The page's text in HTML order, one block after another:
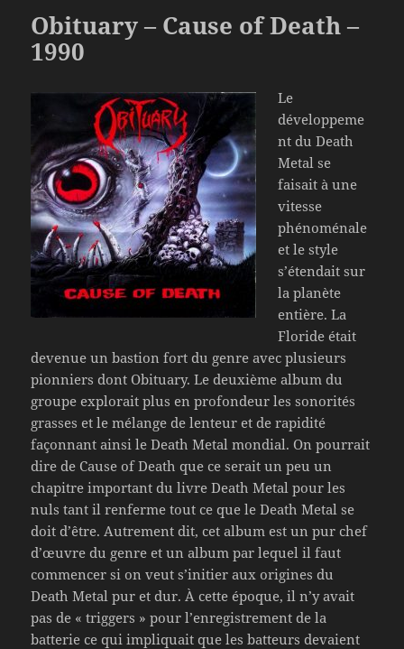
Obituary – Cause of Death –
1990
Le
développeme
nt du Death
Metal se
faisait à une
vitesse
phénoménale
et le style
s’étendait sur
la planète
entière. La
Floride était
devenue un bastion fort du genre avec plusieurs
pionniers dont Obituary. Le deuxième album du
groupe explorait plus en profondeur les sonorités
grasses et le mélange de lenteur et de rapidité
façonnant ainsi le Death Metal mondial. On pourrait
dire de Cause of Death que ce serait un peu un
chapitre important du livre Death Metal pour les
nuls tant il renferme tout ce que le Death Metal se
doit d’être. Autrement dit, cet album est un pur chef
d’œuvre du genre et un album par lequel il faut
commencer si on veut s’initier aux origines du
Death Metal pur et dur. À cette époque, il n’y avait
pas de « triggers » pour l’enregistrement de la
batterie ce qui impliquait que les batteurs devaient